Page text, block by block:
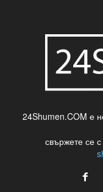
24Shumen.COM е
свържете се